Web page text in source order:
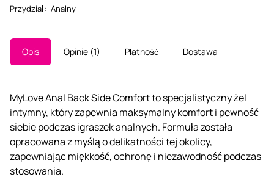
Przydział: Analny
Opis Opinie 1 Płatność Dostawa
MyLove Anal Back Side Comfort to specjalistyczny żel
intymny, który zapewnia maksymalny komfort i pewność
siebie podczas igraszek analnych. Formuła została
opracowana z myślą o delikatności tej okolicy,
zapewniając miękkość, ochronę i niezawodność podczas
stosowania.